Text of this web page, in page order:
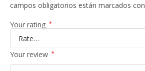
campos obligatorios están marcados con
Your rating *
Your review *